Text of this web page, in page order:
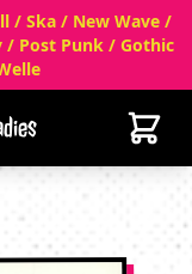
/ Ska / New Wave /
/ Post Punk / Gothic